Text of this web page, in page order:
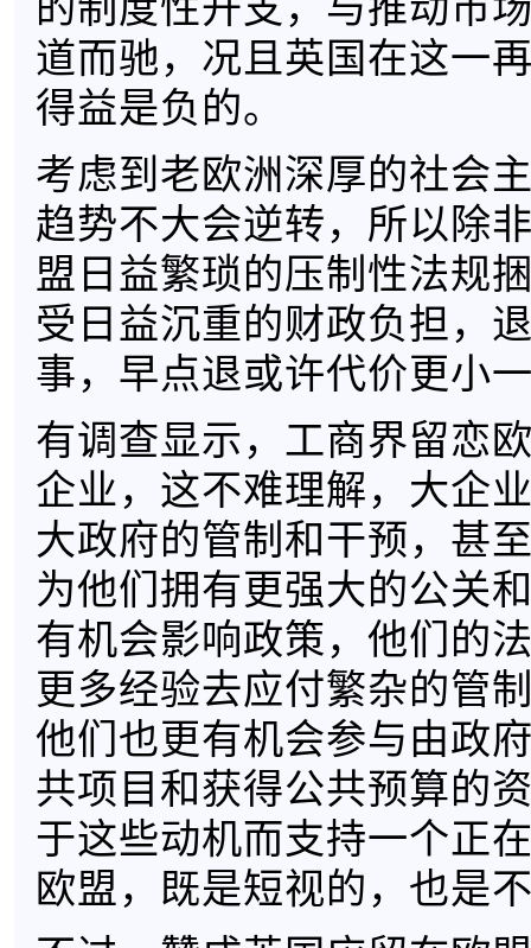
道而驰，况且英国在这一
得益是负的。
考虑到老欧洲深厚的社会
趋势不大会逆转，所以除
盟日益繁琐的压制性法规
受日益沉重的财政负担，
事，早点退或许代价更小
有调查显示，工商界留恋
企业，这不难理解，大企
大政府的管制和干预，甚
为他们拥有更强大的公关
有机会影响政策，他们的
更多经验去应付繁杂的管
他们也更有机会参与由政
共项目和获得公共预算的
于这些动机而支持一个正
欧盟，既是短视的，也是